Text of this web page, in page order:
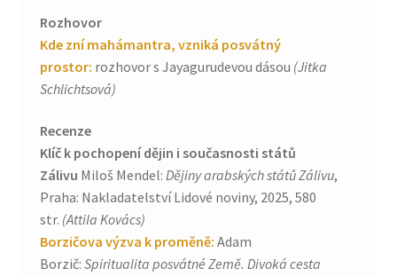
Rozhovor
Kde zní mahámantra, vzniká posvátný
prostor: rozhovor s Jayagurudevou dásou (Jitka
Schlichtsová)
Recenze
Klíč k pochopení dějin i současnosti států
Zálivu Miloš Mendel:Dějiny arabských států Zálivu,
Praha: Nakladatelství Lidové noviny, 2025, 580
str. (Attila Kovács)
Borzičova výzva k proměně: Adam
Borzič:Spiritualita posvátné Země. Divoká cesta